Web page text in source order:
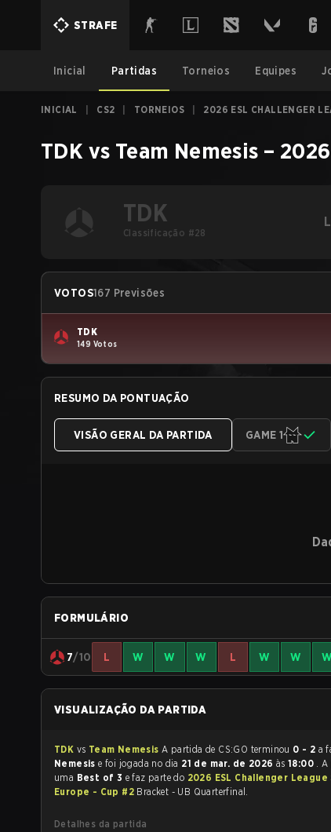
STRAFE
Inicial Partidas Torneios Equipes
INICIAL CS2 TORNEIOS 2026 ESL CHALLENGER
TDK vs Team Nemesis –
TDK
Classificação #28
VOTOS167 Previsões
TDK
149 Votos
RESUMO DA PONTUAÇÃO
VISÃO GERAL DA PARTIDA GAME 1
FORMULÁRIO
7/10 L W W W L W W W
VISUALIZAÇÃO DA PARTIDA
TDK vs Team Nemesis A partida de CS:GO terminou 0 - 2 a
Nemesis
e foi jogada no dia 21 de mar. de 2026 às 18:00 . A
uma Best of 3 e faz parte do 2026 ESL Challenger League
Europe - Cup #2 Bracket - UB Quarterfinal.
Detalhes da partida